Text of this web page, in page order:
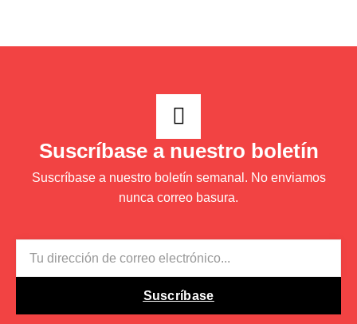
Suscríbase a nuestro boletín
Suscríbase a nuestro boletín semanal. No enviamos
nunca correo basura.
Suscríbase